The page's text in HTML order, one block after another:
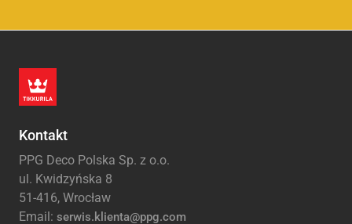
Kontakt
PPG Deco Polska Sp. z o.o.
ul. Kwidzyńska 8
51-416, Wrocław
Email: serwis.klienta@ppg.com